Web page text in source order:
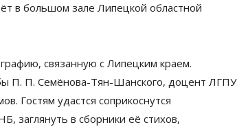
в большом зале Липецкой областной
связанную сЛипецким краем.
П. П. Семёнова-Тян-Шанского, доцент ЛГПУ
Гостям удастся соприкоснутся
заглянуть в сборники её стихов,